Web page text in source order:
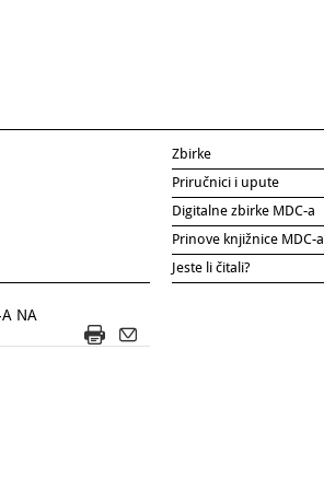
NA
Zbirke
Priručnici i upute
Digitalne zbirke MDC-a
Prinove knjižnice MDC-a
Jeste li čitali?